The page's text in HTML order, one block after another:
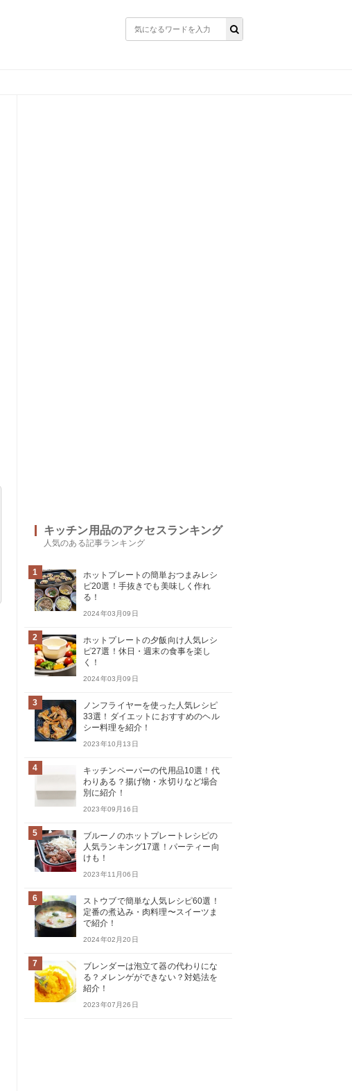
キッチン用品のアクセスランキング
人気のある記事ランキング
1
ホットプレートの簡単おつまみレシ
ピ20選！手抜きでも美味しく作れ
る！
2024年03月09日
2
ホットプレートの夕飯向け人気レシ
ピ27選！休日・週末の食事を楽し
く！
2024年03月09日
3
ノンフライヤーを使った人気レシピ
33選！ダイエットにおすすめのヘル
シー料理を紹介！
2023年10月13日
4
キッチンペーパーの代用品10選！代
わりある？揚げ物・水切りなど場合
別に紹介！
2023年09月16日
5
ブルーノのホットプレートレシピの
人気ランキング17選！パーティー向
けも！
2023年11月06日
6
ストウブで簡単な人気レシピ60選！
定番の煮込み・肉料理〜スイーツま
で紹介！
2024年02月20日
7
ブレンダーは泡立て器の代わりにな
る？メレンゲができない？対処法を
紹介！
2023年07月26日